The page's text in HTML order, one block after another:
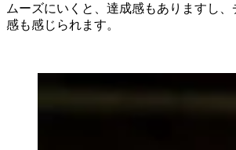
ムーズにいくと、達成感もありますし
感も感じられます。